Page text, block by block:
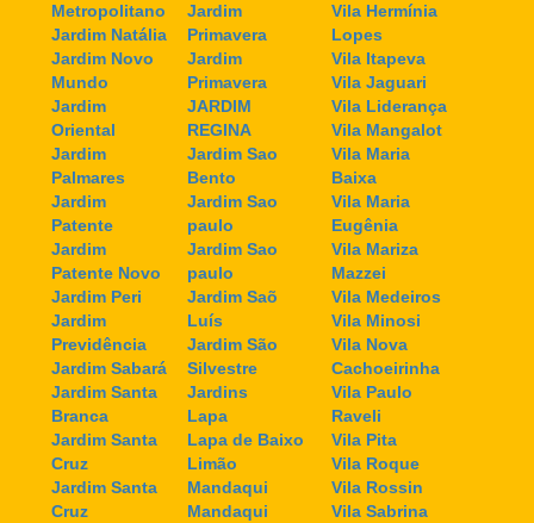
Metropolitano
Jardim Natália
Jardim Novo
Mundo
Jardim
Oriental
Jardim
Palmares
Jardim
Patente
Jardim
Patente Novo
Jardim Peri
Jardim
Previdência
Jardim Sabará
Jardim Santa
Branca
Jardim Santa
Cruz
Jardim Santa
Cruz
Jardim
Primavera
Jardim
Primavera
JARDIM
REGINA
Jardim Sao
Bento
Jardim Sao
paulo
Jardim Sao
paulo
Jardim Saõ
Luís
Jardim São
Silvestre
Jardins
Lapa
Lapa de Baixo
Limão
Mandaqui
Mandaqui
Vila Hermínia
Lopes
Vila Itapeva
Vila Jaguari
Vila Liderança
Vila Mangalot
Vila Maria
Baixa
Vila Maria
Eugênia
Vila Mariza
Mazzei
Vila Medeiros
Vila Minosi
Vila Nova
Cachoeirinha
Vila Paulo
Raveli
Vila Pita
Vila Roque
Vila Rossin
Vila Sabrina